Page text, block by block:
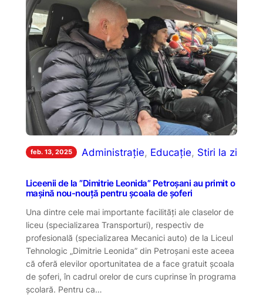
feb. 13, 2025 Administrație, Educație, Stiri la zi
Liceenii de la ”Dimitrie Leonida” Petroșani au primit o
mașină nou-nouță pentru școala de șoferi
Una dintre cele mai importante facilități ale claselor de
liceu (specializarea Transporturi), respectiv de
profesională (specializarea Mecanici auto) de la Liceul
Tehnologic „Dimitrie Leonida” din Petroșani este aceea
că oferă elevilor oportunitatea de a face gratuit școala
de șoferi, în cadrul orelor de curs cuprinse în programa
școlară. Pentru ca…